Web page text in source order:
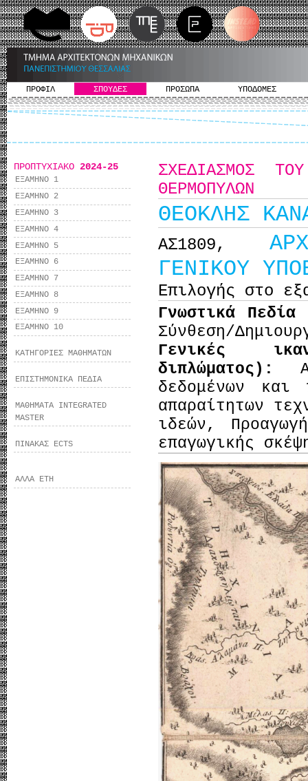
ΠΡΟΦΙΛ ΣΠΟΥΔΕΣ ΠΡΟΣΩΠΑ ΥΠΟΔΟΜΕΣ
ΠΡΟΠΤΥΧΙΑΚΟ 2024-25
ΕΞΑΜΗΝΟ 1
ΕΞΑΜΗΝΟ 2
ΕΞΑΜΗΝΟ 3
ΕΞΑΜΗΝΟ 4
ΕΞΑΜΗΝΟ 5
ΕΞΑΜΗΝΟ 6
ΕΞΑΜΗΝΟ 7
ΕΞΑΜΗΝΟ 8
ΕΞΑΜΗΝΟ 9
ΕΞΑΜΗΝΟ 10
ΚΑΤΗΓΟΡΙΕΣ ΜΑΘΗΜΑΤΩΝ
ΕΠΙΣΤΗΜΟΝΙΚΑ ΠΕΔΙΑ
ΜΑΘΗΜΑΤΑ INTEGRATED
MASTER
ΠΙΝΑΚΑΣ ECTS
ΑΛΛΑ ΕΤΗ
ΣΧΕΔΙΑΣΜΟΣ
ΘΕΡΜΟΠΥΛΩΝ
ΘΕΟΚΛΗΣ
ΑΣ1809,
ΓΕΝΙΚΟΥ
Επιλογής στο
Γνωστικά
Σύνθεση/
Γενικές
διπλώματος):
δεδομένων
απαραίτητων
ιδεών,
επαγωγικής